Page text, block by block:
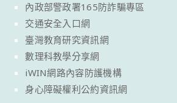
內政部警政署165防詐騙專區
交通安全入口網
臺灣教育研究資訊網
數理科教學分享網
iWIN網路內容防護機構
身心障礙權利公約資訊網